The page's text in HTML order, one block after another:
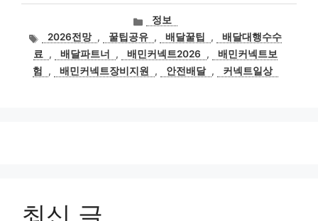
카
테
고
리
정보
태
그
2026전망 , 꿀팁공유 , 배달꿀팁 ,
배달대행수수
료
, 배달파트너 , 배민커넥트2026 ,
배민커넥트보
험
, 배민커넥트장비지원 , 안전배달 , 커넥트일상
최신 글